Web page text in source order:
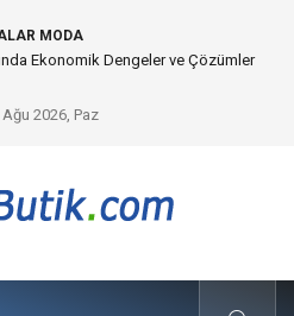
MODA
Çözümleri) ve Dijital Altyapıda
Ağu 2026, Paz